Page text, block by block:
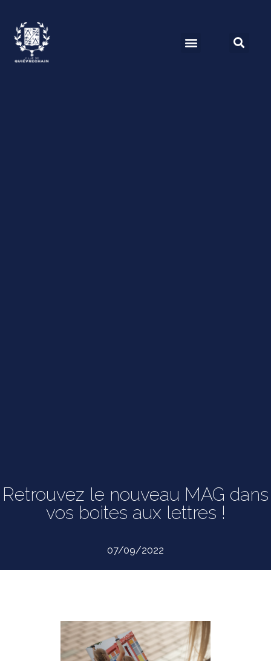
Retrouvez le nouveau MAG dans
vos boites aux lettres !
07/09/2022